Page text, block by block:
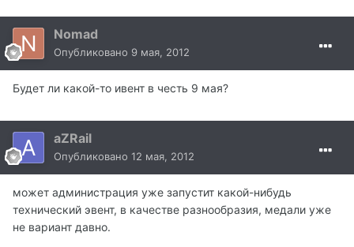
Nomad
Опубликовано 9 мая, 2012
Будет ли какой-то ивент в честь 9 мая?
aZRail
Опубликовано 12 мая, 2012
может администрация уже запустит какой-нибудь
технический эвент, в качестве разнообразия, медали уже
не вариант давно.